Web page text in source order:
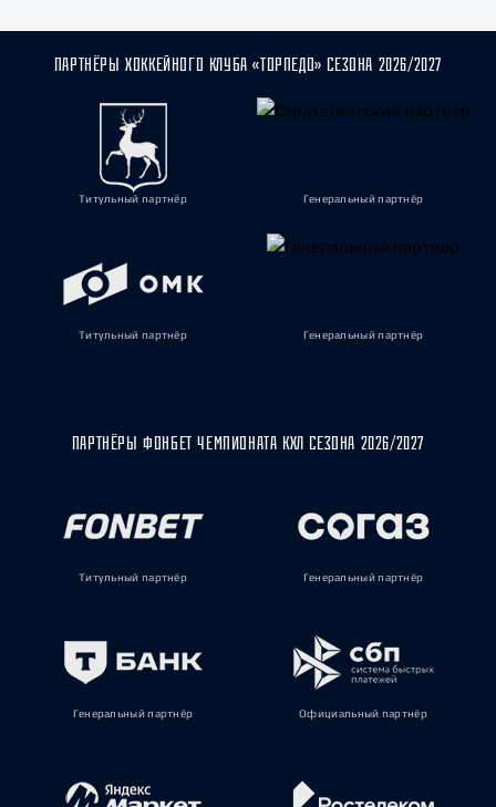
ПАРТНЁРЫ ХОККЕЙНОГО КЛУБА «ТОРПЕДО» СЕЗОНА 2026/2027
Титульный партнёр Генеральный партнёр
Титульный партнёр Генеральный партнёр
ПАРТНЁРЫ ФОНБЕТ ЧЕМПИОНАТА КХЛ СЕЗОНА 2026/2027
Титульный партнёр Генеральный партнёр
Генеральный партнёр Официальный партнёр